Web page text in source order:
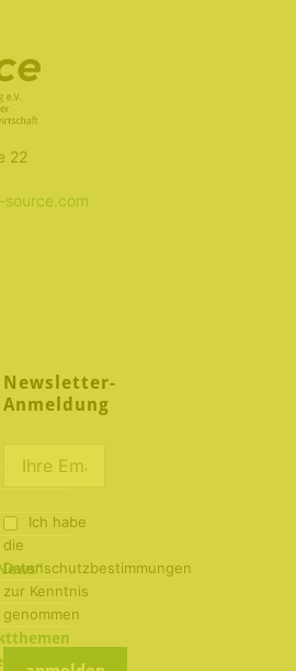
22
source.com
2022
Newsletter-
Anmeldung
Ich habe
die
Datenschutzbestimmungen
zur Kenntnis
genommen